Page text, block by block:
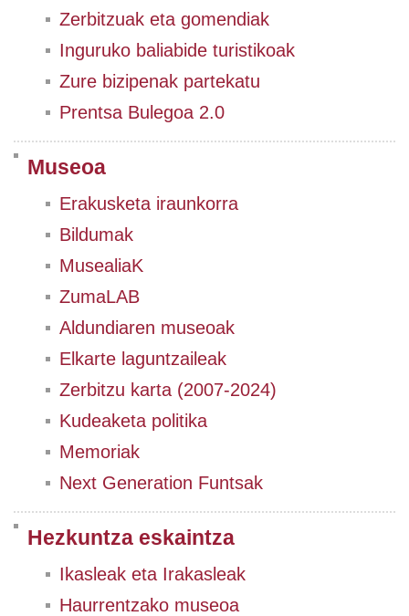
Zerbitzuak eta gomendiak
Inguruko baliabide turistikoak
Zure bizipenak partekatu
Prentsa Bulegoa 2.0
Museoa
Erakusketa iraunkorra
Bildumak
MusealiaK
ZumaLAB
Aldundiaren museoak
Elkarte laguntzaileak
Zerbitzu karta (2007-2024)
Kudeaketa politika
Memoriak
Next Generation Funtsak
Hezkuntza eskaintza
Ikasleak eta Irakasleak
Haurrentzako museoa